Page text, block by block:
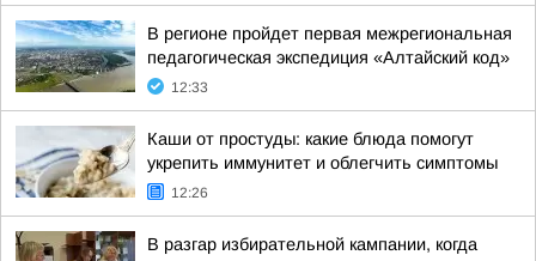
В регионе пройдет первая межрегиональная
педагогическая экспедиция «Алтайский код»
12:33
Каши от простуды: какие блюда помогут
укрепить иммунитет и облегчить симптомы
12:26
В разгар избирательной кампании, когда